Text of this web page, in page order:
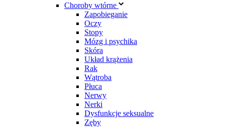
Choroby wtórne
Zapobieganie
Oczy
Stopy
Mózg i psychika
Skóra
Układ krążenia
Rak
Wątroba
Płuca
Nerwy
Nerki
Dysfunkcje seksualne
Zęby